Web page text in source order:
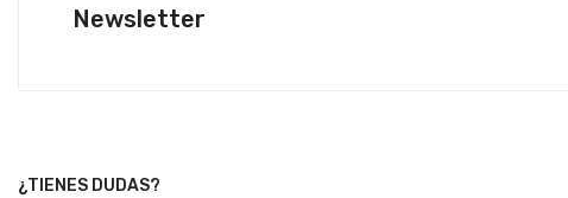
Newsletter
¿TIENES DUDAS?